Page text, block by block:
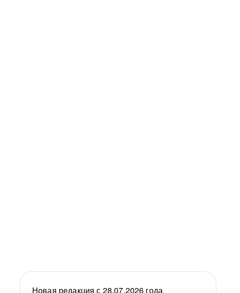
Новая редакция с 28.07.2026 года